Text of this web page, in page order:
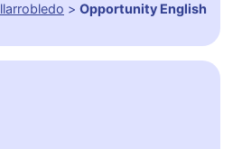
> Opportunity English